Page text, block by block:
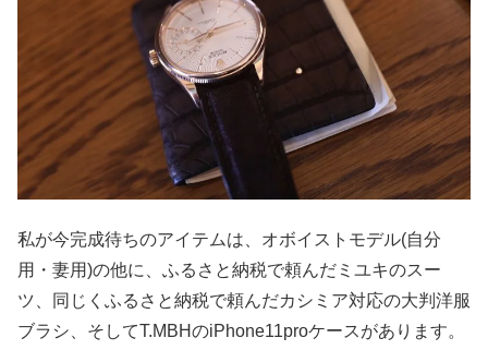
私が今完成待ちのアイテムは、オボイストモデル(自分
用・妻用)の他に、ふるさと納税で頼んだミユキのスー
ツ、同じくふるさと納税で頼んだカシミア対応の大判洋服
ブラシ、そしてT.MBHのiPhone11proケースがあります。